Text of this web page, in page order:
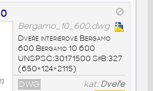
Bergamo_10_600.dwg
Dveře interiérové Bergamo
600 Bergamo 10 600
UNSPSC:30171500 SfB:327
(650×124×2115)
kat:Dveře
DWG